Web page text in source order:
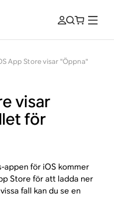
App Store visar "Öppna"
visar
för
appen för iOS kommer
Store för att ladda ner
fall kan du se en